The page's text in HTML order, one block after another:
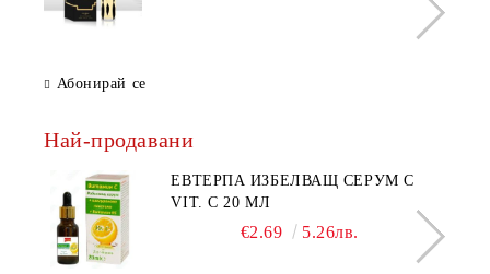
Абонирай се
Най-продавани
ЕВТЕРПА ИЗБЕЛВАЩ СЕРУМ С
VIT. C 20 МЛ
€2.69 5.26лв.